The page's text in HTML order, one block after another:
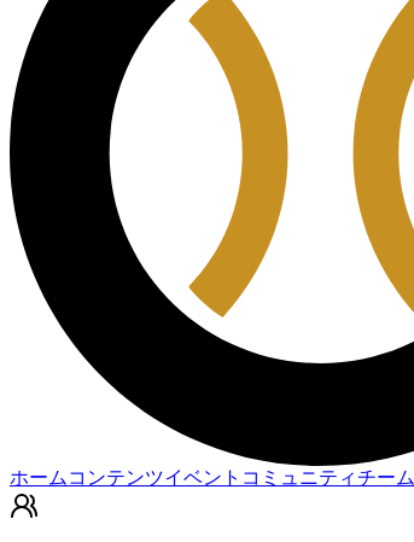
ホーム コンテンツイベント コミュニティチーム